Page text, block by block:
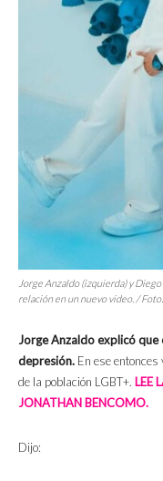
Jorge Anzaldo (izquierda) y
relación en un nuevo video. /
Jorge Anzaldo explicó
depresión. En ese
de la población LGBT+. LEE
JONATHAN BENCOMO.
Dijo: